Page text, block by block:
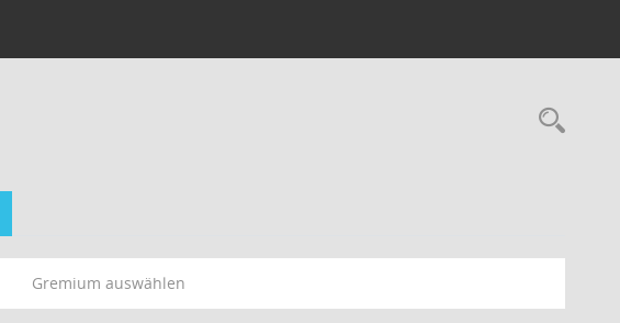
Gremium auswählen